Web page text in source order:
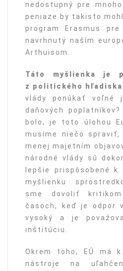
nedostupný pre
peniaze by takisto
program Erasmus
navrhnutý naším
Arthuisom.
Táto myšlienka je
z politického hľadiska
vlády ponúkať voľné
daňových
bolo, je toto úlohou
musíme niečo spraviť,
menej majetním
národné vlády sú
lepšie prispôsobené
myšlienku
sme dovoliť
časoch, keď je odpor
vysoký a je
inštitúciu.
Okrem toho, EÚ má
nástroje na